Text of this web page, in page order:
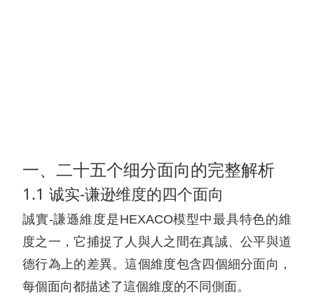
一、二十五个细分面向的完整解析
1.1 诚实-谦逊维度的四个面向
誠實-謙遜維度是HEXACO模型中最具特色的維
度之一，它捕捉了人與人之間在真誠、公平與道
德行為上的差異。這個維度包含四個細分面向，
每個面向都描述了這個維度的不同側面。